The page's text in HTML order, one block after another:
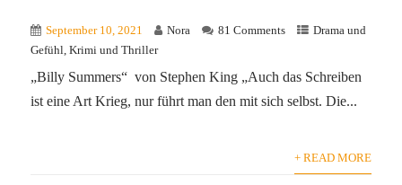
September 10, 2021 Nora 81 Comments
Drama und
Gefühl,Krimi und Thriller
„Billy Summers“ von Stephen King „Auch das Schreiben
ist eine Art Krieg, nur führt man den mit sich selbst. Die...
+ READ MORE